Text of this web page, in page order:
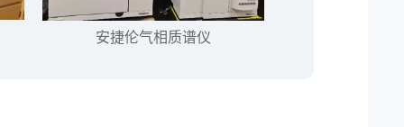
安捷伦气相质谱仪